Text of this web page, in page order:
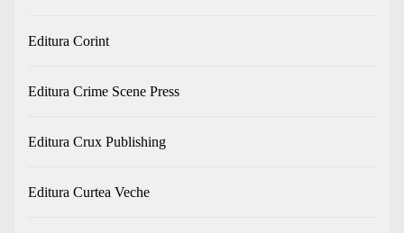
Editura Corint
Editura Crime Scene Press
Editura Crux Publishing
Editura Curtea Veche